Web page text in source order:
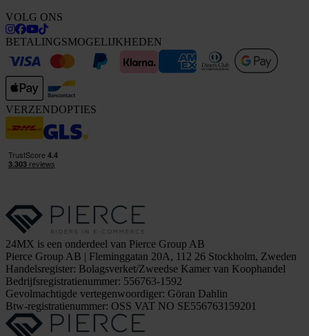
VOLG ONS
BETALINGSMOGELIJKHEDEN
VERZENDOPTIES
24MX is een onderdeel van Pierce Group AB
Pierce Group AB | Fleminggatan 20A, 112 26 Stockholm, Zweden
Handelsregister: Bolagsverket/Zweedse Kamer van Koophandel
Bedrijfsregistratienummer: 556763-1592
Gevolmachtigde vertegenwoordiger: Göran Dahlin
Btw-registratienummer: OSS VAT NO SE556763159201